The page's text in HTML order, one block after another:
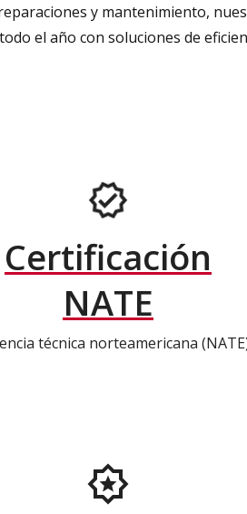
y mantenimiento,
el año con soluciones de
Certificación
NATE
técnica norteamericana